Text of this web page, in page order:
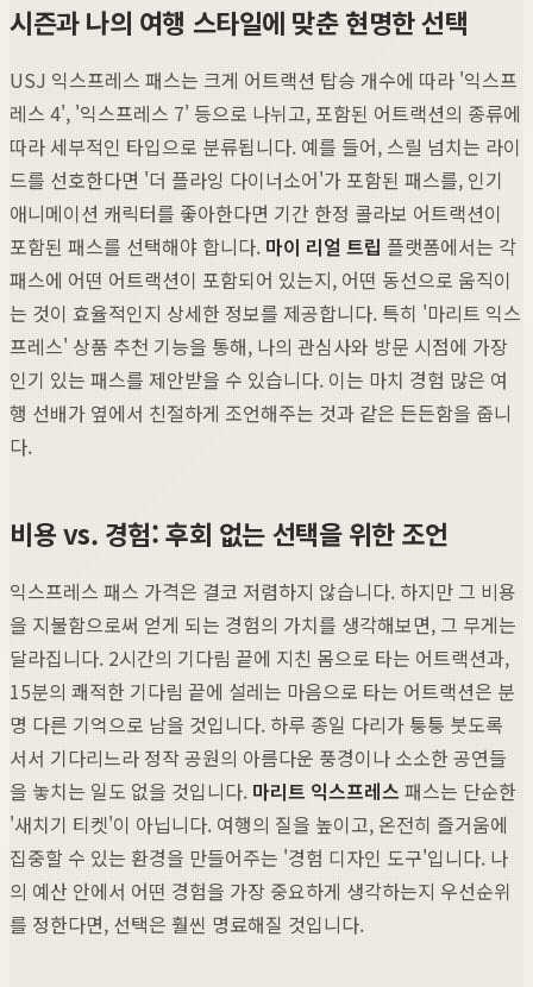
시즌과 나의 여행 스타일에 맞춘 현명한 선택
USJ 익스프레스 패스는 크게 어트랙션 탑승 개수에 따라 '익스프
레스 4', '익스프레스 7' 등으로 나뉘고, 포함된 어트랙션의 종류에
따라 세부적인 타입으로 분류됩니다. 예를 들어, 스릴 넘치는 라이
드를 선호한다면 '더 플라잉 다이너소어'가 포함된 패스를, 인기
애니메이션 캐릭터를 좋아한다면 기간 한정 콜라보 어트랙션이
포함된 패스를 선택해야 합니다. 마이 리얼 트립 플랫폼에서는 각
패스에 어떤 어트랙션이 포함되어 있는지, 어떤 동선으로 움직이
는 것이 효율적인지 상세한 정보를 제공합니다. 특히 '마리트 익스
프레스' 상품 추천 기능을 통해, 나의 관심사와 방문 시점에 가장
인기 있는 패스를 제안받을 수 있습니다. 이는 마치 경험 많은 여
행 선배가 옆에서 친절하게 조언해주는 것과 같은 든든함을 줍니
다.
비용 vs. 경험: 후회 없는 선택을 위한 조언
익스프레스 패스 가격은 결코 저렴하지 않습니다. 하지만 그 비용
을 지불함으로써 얻게 되는 경험의 가치를 생각해보면, 그 무게는
달라집니다. 2시간의 기다림 끝에 지친 몸으로 타는 어트랙션과,
15분의 쾌적한 기다림 끝에 설레는 마음으로 타는 어트랙션은 분
명 다른 기억으로 남을 것입니다. 하루 종일 다리가 퉁퉁 붓도록
서서 기다리느라 정작 공원의 아름다운 풍경이나 소소한 공연들
을 놓치는 일도 없을 것입니다. 마리트 익스프레스 패스는 단순한
'새치기 티켓'이 아닙니다. 여행의 질을 높이고, 온전히 즐거움에
집중할 수 있는 환경을 만들어주는 '경험 디자인 도구'입니다. 나
의 예산 안에서 어떤 경험을 가장 중요하게 생각하는지 우선순위
를 정한다면, 선택은 훨씬 명료해질 것입니다.